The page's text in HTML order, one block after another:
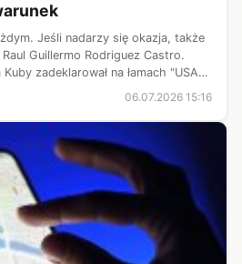
Jeśli nadarzy się okazja, także
Guillermo Rodriguez Castro.
zadeklarował na łamach "USA
Co ciekawe, w grę wchodzi
06.07.2026 15:16